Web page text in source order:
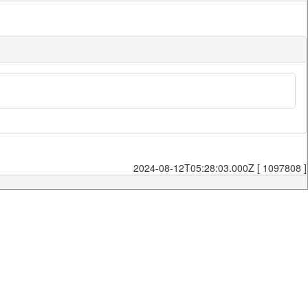
2024-08-12T05:28:03.000Z [ 1097808 ]